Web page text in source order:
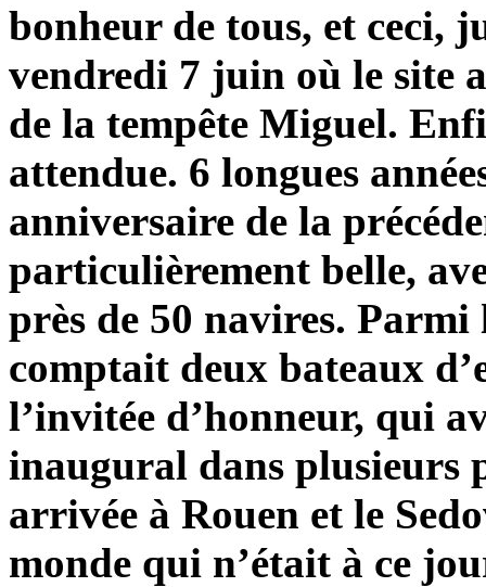
bonheur de tous, et ceci,
vendredi 7 juin où le site
de la tempête Miguel.
attendue. 6 longues
anniversaire de la
particulièrement belle,
près de 50 navires. Parmi
comptait deux bateaux
l’invitée d’honneur, qui
inaugural dans plusieurs
arrivée à Rouen et le
monde qui n’était à ce